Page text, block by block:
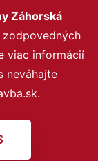
Záhorská
viac informácií
neváhajte